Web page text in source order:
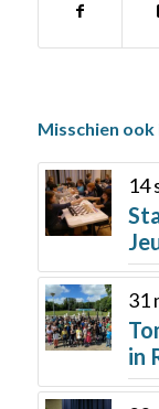
Misschien
14
31
in